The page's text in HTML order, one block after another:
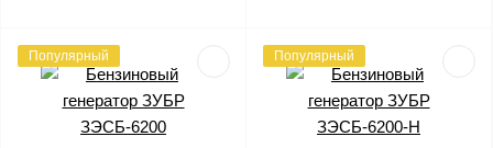
Популярный Популярный